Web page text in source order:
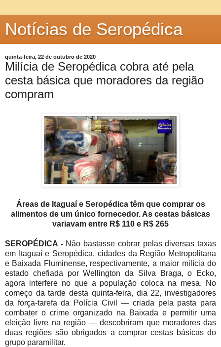
Notícias de Seropédica
quinta-feira, 22 de outubro de 2020
Milícia de Seropédica cobra até pela
cesta básica que moradores da região
compram
Áreas de Itaguaí e Seropédica têm que comprar os
alimentos de um único fornecedor. As cestas básicas
variavam entre R$ 110 e R$ 265
SEROPÉDICA - Não bastasse cobrar pelas diversas taxas
em Itaguaí e Seropédica, cidades da Região Metropolitana
e Baixada Fluminense, respectivamente, a maior milícia do
estado chefiada por Wellington da Silva Braga, o Ecko,
agora interfere no que a população coloca na mesa. No
começo da tarde desta quinta-feira, dia 22, investigadores
da força-tarefa da Polícia Civil — criada pela pasta para
combater o crime organizado na Baixada e permitir uma
eleição livre na região — descobriram que moradores das
duas regiões são obrigados a comprar cestas básicas do
grupo paramilitar.